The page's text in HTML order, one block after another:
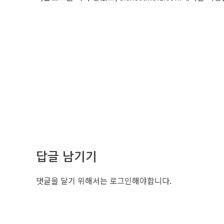
답글 남기기
댓글을 달기 위해서는 로그인해야합니다.